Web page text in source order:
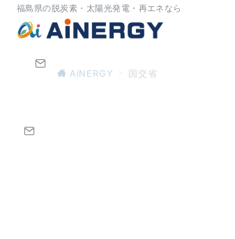
福島県の脱炭素・太陽光発電・再エネなら
AiNERGY 国交省